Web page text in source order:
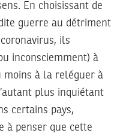
En choisissant de
guerre au détriment
ils
inconsciemment) à
moins à la reléguer à
plus inquiétant
certains pays,
à penser que cette